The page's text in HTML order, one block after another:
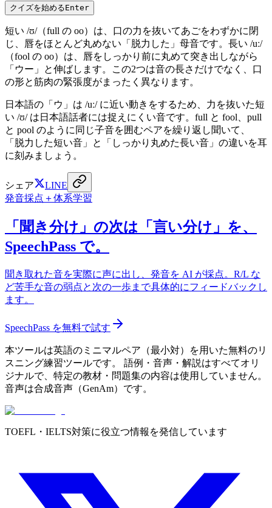
クイズを始めるEnter
短い /ʊ/（full の oo）は、口の力を抜いてあごをわずかに閉
じ、唇をほとんど丸めない「脱力した」母音です。長い /uː/
（fool の oo）は、唇をしっかり前に丸めて突き出しながら
「ウー」と伸ばします。この2つは音の長さだけでなく、口
の形と筋肉の緊張度がまったく異なります。
日本語の「ウ」は /uː/ に近い動きをするため、力を抜いた短
い /ʊ/ は日本語話者には捉えにくい音です。full と fool、pull
と pool のように同じ子音を囲むペアを繰り返し聞いて、
「脱力した短い音」と「しっかり丸めた長い音」の違いを耳
に刻みましょう。
シェア
LINE
発音採点＋体系学習
「聞き分け」の次は「言い分け」を、
SpeechPass で。
聞き取れた音を実際に声に出し、発音を AI が採点。R/L な
ど苦手な音の弱点と次の一歩まで具体的にフィードバックし
ます。
SpeechPass を無料で試す
本ツールは英語のミニマルペア（最小対）を用いた無料のリ
スニング練習ツールです。 語例・音声・解説はすべてオリ
ジナルで、特定の教材・問題集の内容は使用していません。
音声は合成音声（GenAm）です。
TOEFL・IELTS対策に役立つ情報を発信しています